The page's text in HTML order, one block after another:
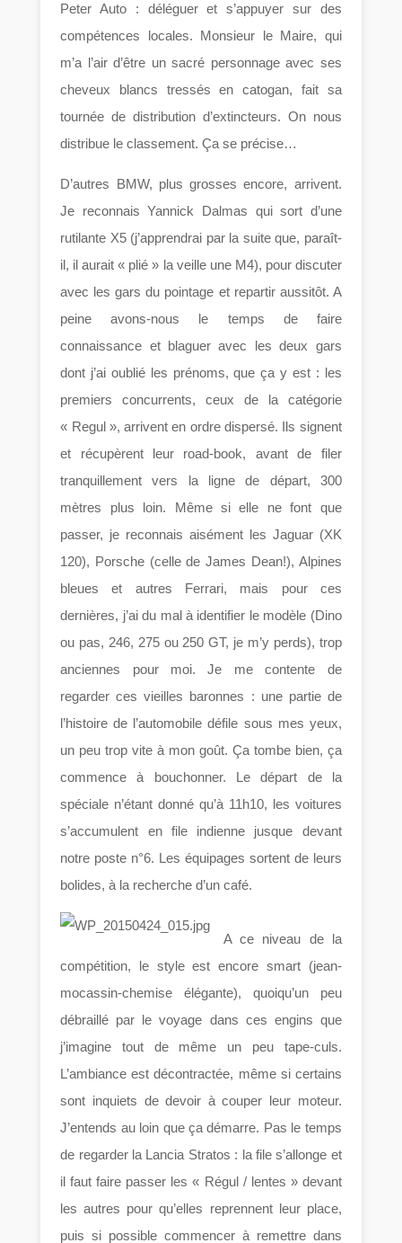
Peter Auto : déléguer et s’appuyer sur des
compétences locales. Monsieur le Maire, qui
m’a l’air d’être un sacré personnage avec ses
cheveux blancs tressés en catogan, fait sa
tournée de distribution d’extincteurs. On nous
distribue le classement. Ça se précise…
D’autres BMW, plus grosses encore, arrivent.
Je reconnais Yannick Dalmas qui sort d’une
rutilante X5 (j’apprendrai par la suite que, paraît-
il, il aurait « plié » la veille une M4), pour discuter
avec les gars du pointage et repartir aussitôt. A
peine avons-nous le temps de faire
connaissance et blaguer avec les deux gars
dont j’ai oublié les prénoms, que ça y est : les
premiers concurrents, ceux de la catégorie
« Regul », arrivent en ordre dispersé. Ils signent
et récupèrent leur road-book, avant de filer
tranquillement vers la ligne de départ, 300
mètres plus loin. Même si elle ne font que
passer, je reconnais aisément les Jaguar (XK
120), Porsche (celle de James Dean!), Alpines
bleues et autres Ferrari, mais pour ces
dernières, j’ai du mal à identifier le modèle (Dino
ou pas, 246, 275 ou 250 GT, je m’y perds), trop
anciennes pour moi. Je me contente de
regarder ces vieilles baronnes : une partie de
l’histoire de l’automobile défile sous mes yeux,
un peu trop vite à mon goût. Ça tombe bien, ça
commence à bouchonner. Le départ de la
spéciale n’étant donné qu’à 11h10, les voitures
s’accumulent en file indienne jusque devant
notre poste n°6. Les équipages sortent de leurs
bolides, à la recherche d’un café.
A ce niveau de la
compétition, le style est encore smart (jean-
mocassin-chemise élégante), quoiqu’un peu
débraillé par le voyage dans ces engins que
j’imagine tout de même un peu tape-culs.
L’ambiance est décontractée, même si certains
sont inquiets de devoir à couper leur moteur.
J’entends au loin que ça démarre. Pas le temps
de regarder la Lancia Stratos : la file s’allonge et
il faut faire passer les « Régul / lentes » devant
les autres pour qu’elles reprennent leur place,
puis si possible commencer à remettre dans